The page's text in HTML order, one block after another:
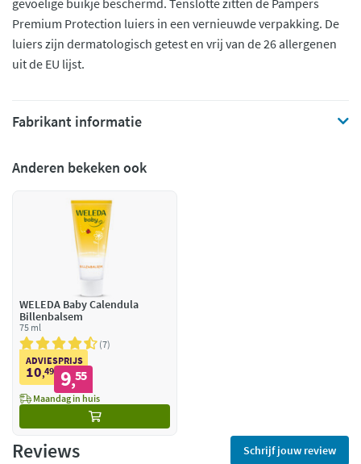
gevoelige buikje beschermd. Tenslotte zitten de Pampers
Premium Protection luiers in een vernieuwde verpakking. De
luiers zijn dermatologisch getest en vrij van de 26 allergenen
uit de EU lijst.
Fabrikant informatie
Anderen bekeken ook
WELEDA Baby Calendula
Billenbalsem
75 ml
7
ADVIESPRIJS
10,49 9,55
Maandag in huis
Reviews Schrijf jouw review